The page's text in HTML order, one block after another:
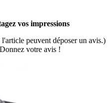
vos impressions
peuvent déposer un avis.)
votre avis !